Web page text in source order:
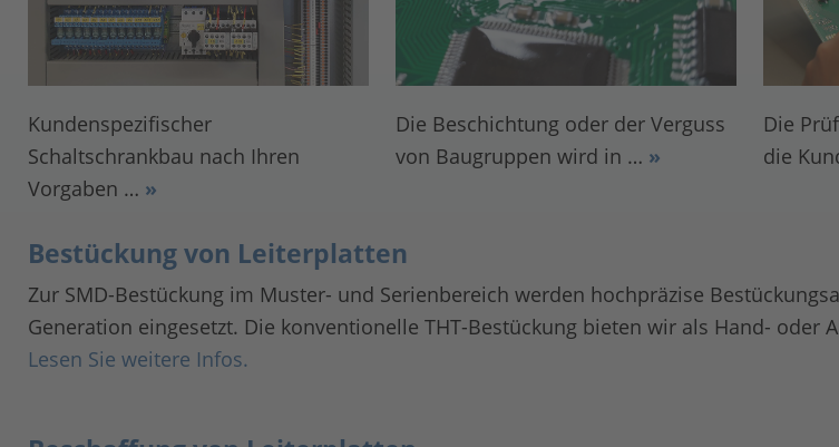
Kundenspezifischer
Schaltschrankbau nach Ihren
Vorgaben … »
Die Beschichtung oder der Verguss
von Baugruppen wird in … »
Die
die
Bestückung von Leiterplatten
Zur SMD-Bestückung im Muster- und Serienbereich werden hochpräzise
Generation eingesetzt. Die konventionelle THT-Bestückung bieten wir als Hand- oder
Lesen Sie weitere Infos.